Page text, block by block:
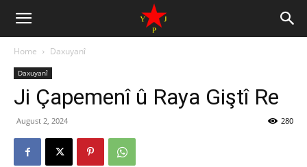
Home Daxuyanî
Daxuyanî
Ji Çapemenî û Raya Giştî Re
August 2, 2024 280